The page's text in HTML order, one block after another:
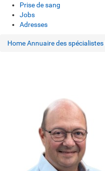
Prise de sang
Jobs
Adresses
HomeAnnuaire des spécialistes